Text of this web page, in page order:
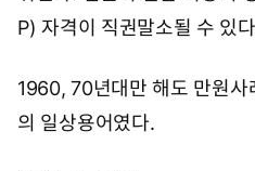
P) 자격이 직권말소될 수 있
1960, 70년대만 해도 만원사
의 일상용어였다.